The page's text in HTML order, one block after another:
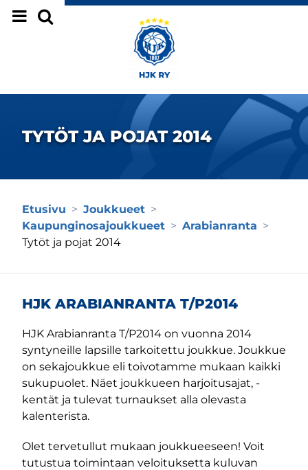
Siirry sivun sisältöön
TYTÖT JA POJAT 2014
Etusivu > Joukkueet >
Kaupunginosajoukkueet > Arabianranta >
Tytöt ja pojat 2014
HJK ARABIANRANTA T/P2014
HJK Arabianranta T/P2014 on vuonna 2014
syntyneille lapsille tarkoitettu joukkue. Joukkue
on sekajoukkue eli toivotamme mukaan kaikki
sukupuolet. Näet joukkueen harjoitusajat, -
kentät ja tulevat turnaukset alla olevasta
kalenterista.
Olet tervetullut mukaan joukkueeseen! Voit
tutustua toimintaan veloituksetta kuluvan